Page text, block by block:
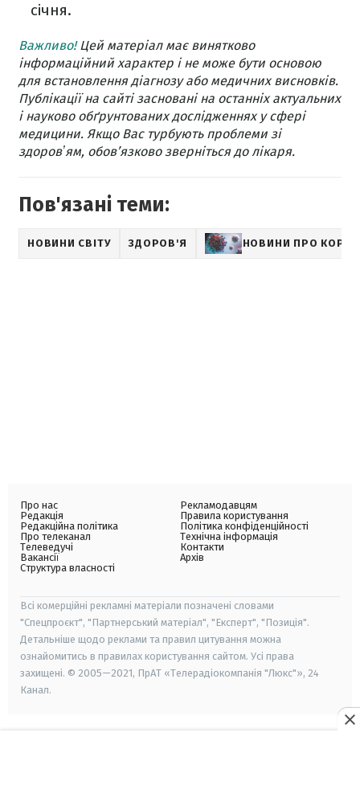
січня.
Важливо!Цей матеріал має винятково
інформаційний характер і не може бути основою
для встановлення діагнозу або медичних висновків.
Публікації на сайті засновані на останніх актуальних
і науково обґрунтованих дослідженнях у сфері
медицини. Якщо Вас турбують проблеми зі
здоровʼям, обов’язково зверніться до лікаря.
Пов'язані теми:
НОВИНИ СВІТУ ЗДОРОВ'Я НОВИНИ ПРО
Про нас
Редакція
Редакційна політика
Про телеканал
Телеведучі
Вакансії
Структура власності
Рекламодавцям
Правила користування
Політика конфіденційності
Технічна інформація
Контакти
Архів
Всі комерційні рекламні матеріали позначені словами
"Спецпроєкт", "Партнерський матеріал", "Експерт", "Позиція".
Детальніше щодо реклами та правил цитування можна
ознайомитись в правилах користування сайтом. Усі права
захищені. © 2005—2021, ПрАТ «Телерадіокомпанія "Люкс"», 24
Канал.